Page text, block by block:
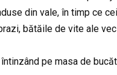
din vale, în timp ce
bătăile de vite ale
pe masa de